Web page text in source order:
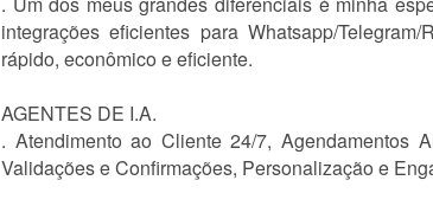
integrações eficientes para Whatsapp/
rápido, econômico e eficiente.
AGENTES DE I.A.
. Atendimento ao Cliente 24/7, Agendamentos
Validações e Confirmações, Personalização e